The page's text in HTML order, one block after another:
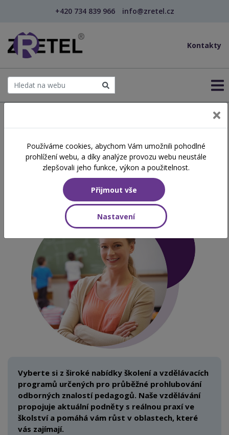
+420 734 839 966 info@zretel.cz
Kontakty
Vzdělávání pro učitele -
Vyberte si z široké nabídky školení a vzdělávacích
programů určených pro průběžné prohlubování
odborných znalostí pedagogů. Naše vzdělávání
propojuje aktuální podněty s reálnou praxí ve
školství a pomáhá vám růst v oblastech, které
vás zajímají.
Používáme cookies, abychom Vám umožnili pohodlné
prohlížení webu, a díky analýze provozu webu neustále
zlepšovali jeho funkce, výkon a použitelnost.
Přijmout vše
Nastavení